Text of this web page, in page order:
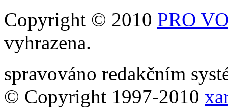
Copyright © 2010 PRO
vyhrazena.
spravováno redakčním
© Copyright 1997-2010